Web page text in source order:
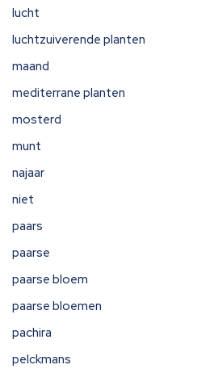
lucht
luchtzuiverende planten
maand
mediterrane planten
mosterd
munt
najaar
niet
paars
paarse
paarse bloem
paarse bloemen
pachira
pelckmans